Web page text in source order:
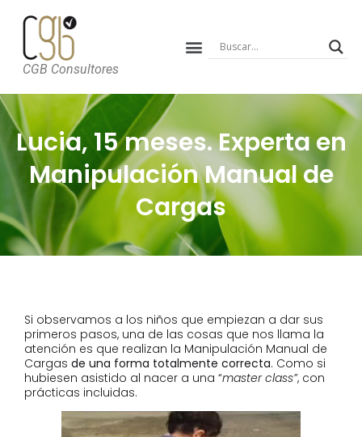
CGB Consultores
Lucia, 15 meses. Experta en
Manipulación Manual de
Cargas
Si observamos a los niños que empiezan a dar sus
primeros pasos, una de las cosas que nos llama la
atención es que realizan la Manipulación Manual de
Cargas de una forma totalmente correcta. Como si
hubiesen asistido al nacer a una “master class”, con
prácticas incluidas.